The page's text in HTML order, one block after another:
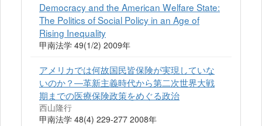
Democracy and the American Welfare State:
The Politics of Social Policy in an Age of
Rising Inequality
甲南法学 49(1/2) 2009年
アメリカでは何故国民皆保険が実現していな
いのか？―革新主義時代から第二次世界大戦
期までの医療保険政策をめぐる政治
西山隆行
甲南法学 48(4) 229-277 2008年